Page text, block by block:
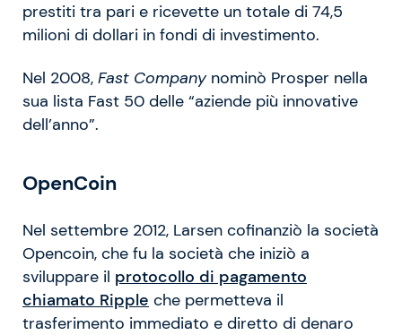
prestiti tra pari e ricevette un totale di 74,5
milioni di dollari in fondi di investimento.
Nel 2008, Fast Companynominò Prosper nella
sua lista Fast 50 delle “aziende più innovative
dell’anno”.
OpenCoin
Nel settembre 2012, Larsen cofinanziò la società
Opencoin, che fu la società che iniziò a
sviluppare il protocollo di pagamento
chiamato Ripple che permetteva il
trasferimento immediato e diretto di denaro